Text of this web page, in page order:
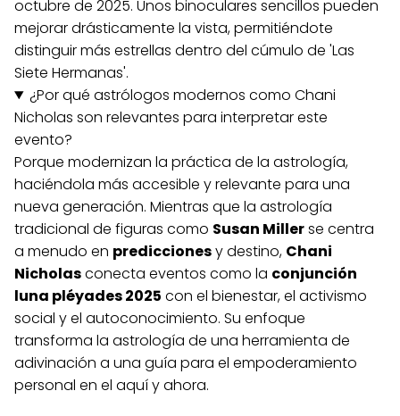
octubre de 2025. Unos binoculares sencillos pueden
mejorar drásticamente la vista, permitiéndote
distinguir más estrellas dentro del cúmulo de 'Las
Siete Hermanas'.
¿Por qué astrólogos modernos como Chani
Nicholas son relevantes para interpretar este
evento?
Porque modernizan la práctica de la astrología,
haciéndola más accesible y relevante para una
nueva generación. Mientras que la astrología
tradicional de figuras como Susan Millerse centra
a menudo en prediccionesy destino, Chani
Nicholasconecta eventos como la conjunción
luna pléyades 2025 con el bienestar, el activismo
social y el autoconocimiento. Su enfoque
transforma la astrología de una herramienta de
adivinación a una guía para el empoderamiento
personal en el aquí y ahora.